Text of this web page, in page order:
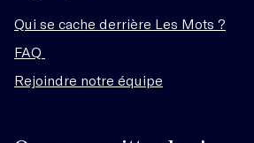
Qui se cache derrière Les Mots ?
FAQ
Rejoindre notre équipe